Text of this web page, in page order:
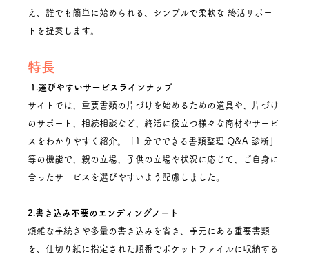
え、誰でも簡単に始められる、シンプルで柔軟な 終活サポー
トを提案します。
特長
1.選びやすいサービスラインナップ
サイトでは、重要書類の片づけを始めるための道具や、片づけ
のサポート、相続相談など、終活に役立つ様々な商材やサービ
スをわかりやすく紹介。「1 分でできる書類整理 Q&A 診断」
等の機能で、親の立場、子供の立場や状況に応じて、ご自身に
合ったサービスを選びやすいよう配慮しました。
2.書き込み不要のエンディングノート
煩雑な手続きや多量の書き込みを省き、手元にある重要書類
を、仕切り紙に指定された順番でポケットファイルに収納する